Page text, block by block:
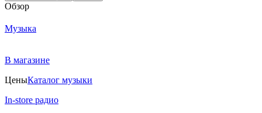
Обзор
Музыка
В магазине
ЦеныКаталог музыки
In-store радио